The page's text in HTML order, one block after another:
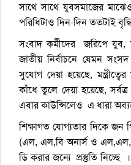
সাথে সাথে যুবসমাজের
পরিধিটাও দিন-দিন ততটাই
সংবাদ কর্মীদের জরিপে
জাতীয় নির্বাচনে যেমন
সুযোগ দেয়া হয়েছে,
কাঁধে তুলে দেয়া হয়েছে,
এবার কাউন্সিলেও এ ধারা
শিক্ষাগত যোগ্যতার দিকে জন
(এল, এল,বি অনার্স ও
ডি করার জন্যে প্রস্তুতি